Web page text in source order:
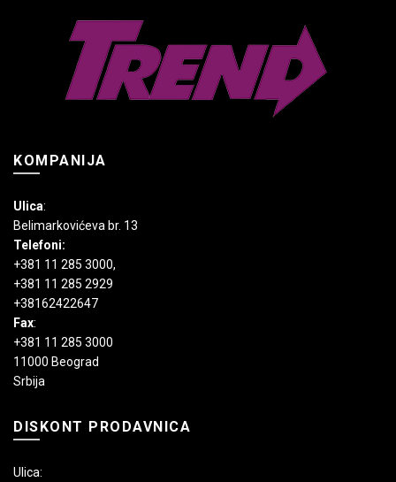
KOMPANIJA
Ulica:
Belimarkovićeva br. 13
Telefoni:
+381 11 285 3000,
+381 11 285 2929
+38162422647
Fax:
+381 11 285 3000
11000 Beograd
Srbija
DISKONT PRODAVNICA
Ulica: